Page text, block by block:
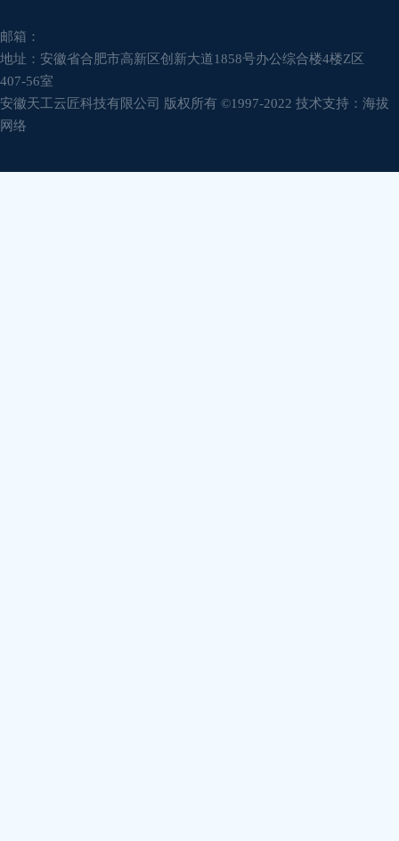
邮箱：
地址：安徽省合肥市高新区创新大道1858号办公综合楼4楼Z区
407-56室
安徽天工云匠科技有限公司 版权所有 ©1997-2022 技术支持： 海拔
网络